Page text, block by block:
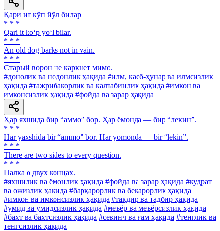
Қари ит кўп йўл билар.
* * *
Qari it ko‘p yo‘l bilar.
* * *
An old dog barks not in vain.
* * *
Старый ворон не каркнет мимо.
#донолик ва нодонлик ҳақида #илм, касб-ҳунар ва илмсизлик
ҳақида #тажрибакорлик ва калтабинлик ҳақида #имкон ва
имконсизлик ҳақида #фойда ва зарар ҳақида
Ҳар яхшида бир “аммо” бор. Ҳар ёмонда — бир “лекин”.
* * *
Har yaxshida bir “ammo” bor. Har yomonda — bir “lekin”.
* * *
There are two sides to every question.
* * *
Палка о двух концах.
#яхшилик ва ёмонлик ҳақида #фойда ва зарар ҳақида #қудрат
ва ожизлик ҳақида #барқарорлик ва беқарорлик ҳақида
#имкон ва имконсизлик ҳақида #тақдир ва тадбир ҳақида
#умид ва умидсизлик ҳақида #меъёр ва меъёрсизлик ҳақида
#бахт ва бахтсизлик ҳақида #севинч ва ғам ҳақида #тенглик ва
тенгсизлик ҳақида